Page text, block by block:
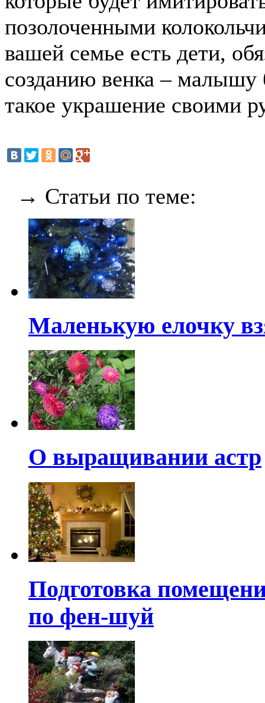
позолоченными
вашей семье есть дети,
созданию венка – малышу
такое украшение своими
→ Статьи по теме:
Маленькую елочку
О выращивании астр
Подготовка
по фен-шуй